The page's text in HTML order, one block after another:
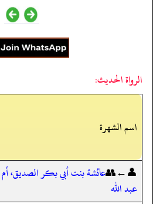
الرواة الحديث:
اسم الشهرة
👤←👥عائشة بنت أبي بكر الصديق، أم
عبد الله